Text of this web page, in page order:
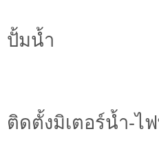
ปั้มน้ำ
ติดตั้งมิเตอร์น้ำ-ไ